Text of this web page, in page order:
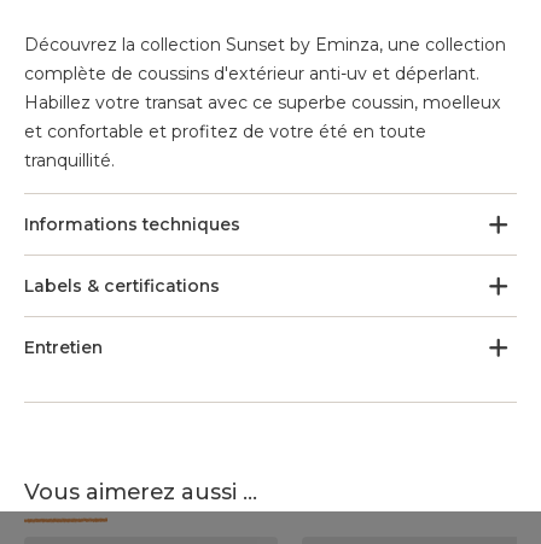
Découvrez la collection Sunset by Eminza, une collection
complète de coussins d'extérieur anti-uv et déperlant.
Habillez votre transat avec ce superbe coussin, moelleux
et confortable et profitez de votre été en toute
tranquillité.
Informations techniques
Labels & certifications
Entretien
Vous aimerez aussi ...